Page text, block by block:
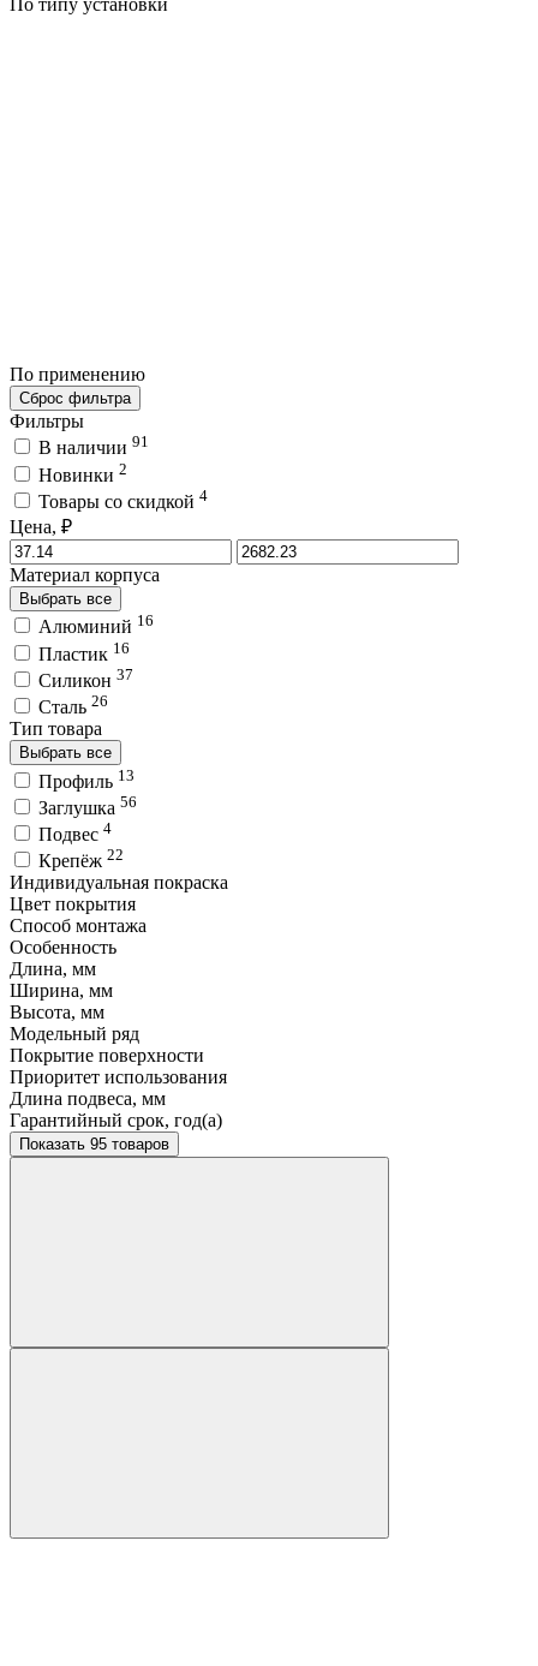
По применению
Сброс фильтра
Фильтры
В наличии 91
Новинки 2
Товары со скидкой 4
Цена, ₽
Материал корпуса
Выбрать все
Алюминий 16
Пластик 16
Силикон 37
Сталь 26
Тип товара
Выбрать все
Профиль 13
Заглушка 56
Подвес 4
Крепёж 22
Индивидуальная покраска
Цвет покрытия
Способ монтажа
Особенность
Длина, мм
Ширина, мм
Высота, мм
Модельный ряд
Покрытие поверхности
Приоритет использования
Длина подвеса, мм
Гарантийный срок, год(а)
Показать 95 товаров